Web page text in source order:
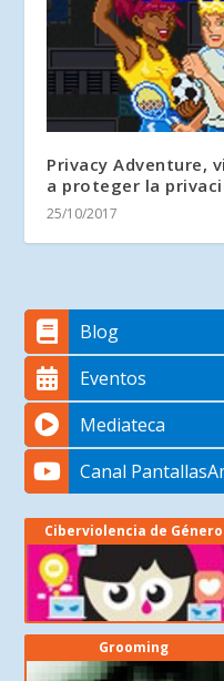
Privacy Adventure,
a proteger la
25/10/2017
Blog
Eventos
Mediateca
Canal
Ciberviolencia de Género
Grooming